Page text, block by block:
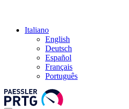
Italiano
English
Deutsch
Español
Français
Português